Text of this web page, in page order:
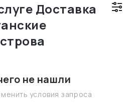
Доставка
не нашли
условия запроса